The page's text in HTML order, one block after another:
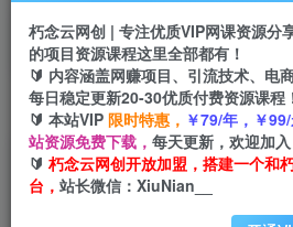
四导航 导航
首页 创业课程 会员免费 正文
快手无人直播放电影教程(可
电影还可以赚钱【揭秘】
朽念云网创 | 专注优质VIP网课资源分
的项目资源课程这里全部都有！
🔰 内容涵盖网赚项目、引流技术、电
每日稳定更新20-30优质付费资源课程
🔰 本站VIP 限时特惠， ￥79/年，￥
站资源免费下载， 每天更新，欢迎加入
🔰 朽念云网创开放加盟，搭建一个和
台， 站长微信：XiuNian__